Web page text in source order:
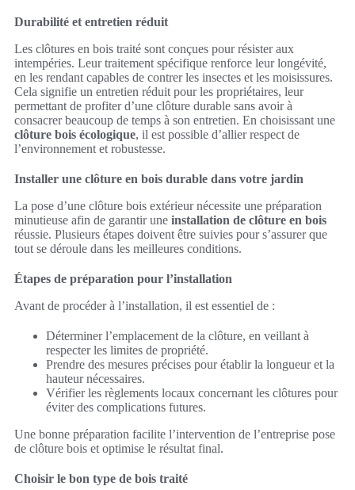
Durabilité et entretien réduit
Les clôtures en bois traité sont conçues pour résister aux
intempéries. Leur traitement spécifique renforce leur longévité,
en les rendant capables de contrer les insectes et les moisissures.
Cela signifie un entretien réduit pour les propriétaires, leur
permettant de profiter d’une clôture durable sans avoir à
consacrer beaucoup de temps à son entretien. En choisissant une
clôture bois écologique, il est possible d’allier respect de
l’environnement et robustesse.
Installer une clôture en bois durable dans votre jardin
La pose d’une clôture bois extérieur nécessite une préparation
minutieuse afin de garantir une installation de clôture en bois
réussie. Plusieurs étapes doivent être suivies pour s’assurer que
tout se déroule dans les meilleures conditions.
Étapes de préparation pour l’installation
Avant de procéder à l’installation, il est essentiel de :
Déterminer l’emplacement de la clôture, en veillant à
respecter les limites de propriété.
Prendre des mesures précises pour établir la longueur et la
hauteur nécessaires.
Vérifier les règlements locaux concernant les clôtures pour
éviter des complications futures.
Une bonne préparation facilite l’intervention de l’entreprise pose
de clôture bois et optimise le résultat final.
Choisir le bon type de bois traité